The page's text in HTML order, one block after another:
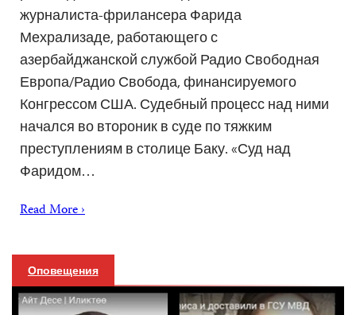
журналиста-фрилансера Фарида
Мехрализаде, работающего с
азербайджанской службой Радио Свободная
Европа/Радио Свобода, финансируемого
Конгрессом США. Судебный процесс над ними
начался во второник в суде по тяжким
преступлениям в столице Баку. «Суд над
Фаридом…
Read More ›
Оповещения